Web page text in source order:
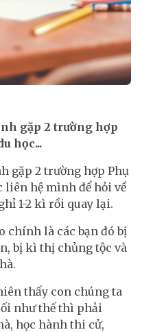
gặp 2 trường hợp
học...
gặp 2 trường hợp Phụ
liên hệ mình để hỏi về
1-2 kì rồi quay lại.
chính là các bạn đó bị
bị kì thị chủng tộc và
thấy con chúng ta
như thế thì phải
học hành thi cử,